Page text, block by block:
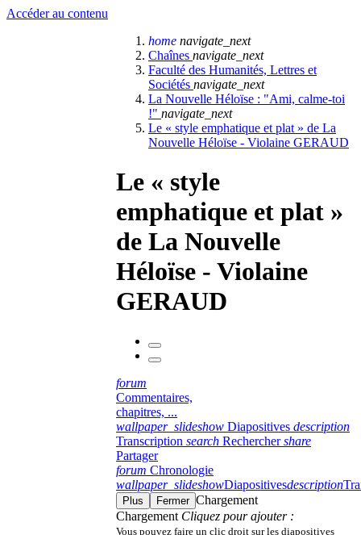
Accéder au contenu
home navigate_next
Chaînes navigate_next
Faculté des Humanités, Lettres et
Sociétés navigate_next
La Nouvelle Héloïse : "Ami, calme-toi
!" navigate_next
Le « style emphatique et plat » de La
Nouvelle Héloïse - Violaine GERAUD
Le « style
emphatique et plat »
de La Nouvelle
Héloïse - Violaine
GERAUD
forum
Commentaires,
chapitres, ...
wallpaper_slideshow Diapositives description
Transcription search Rechercher share
Partager
forum Chronologie
wallpaper_slideshowDiapositivesdescription
Plus Fermer Chargement
Chargement Cliquez pour ajouter :
Vous pouvez faire un clic droit sur les diapositives